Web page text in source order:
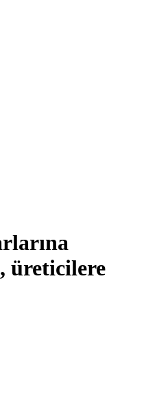
üreticilere